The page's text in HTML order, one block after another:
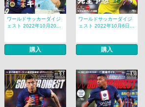
ワールドサッカーダイジ
ェスト 2022年10月20...
購入
ワールドサッカーダイジ
ェスト 2022年10月6日...
購入